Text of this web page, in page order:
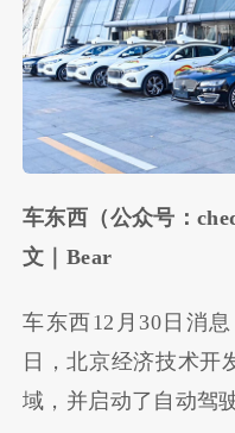
车东西（公众号：
文｜Bear
车东西12月30日消
日，北京经济技术开
域，并启动了自动驾